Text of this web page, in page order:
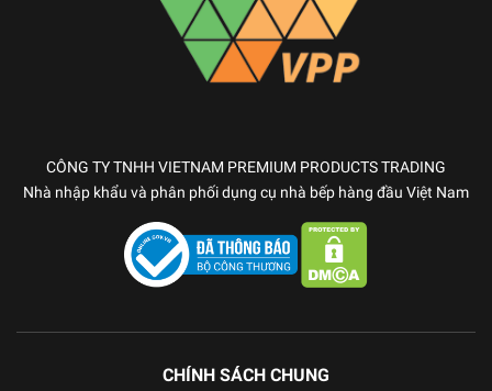
CÔNG TY TNHH VIETNAM PREMIUM PRODUCTS TRADING
Nhà nhập khẩu và phân phối dụng cụ nhà bếp hàng đầu Việt Nam
CHÍNH SÁCH CHUNG